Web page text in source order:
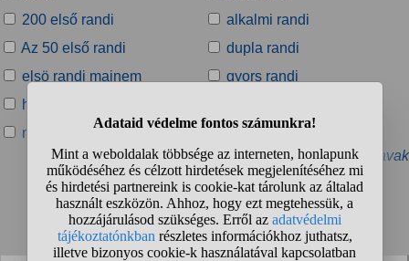
200 első randi
alkalmi randi
Az 50 első randi
dupla randi
elsö randi majnem
gyors randi
huncut randi
netes randi
online randi
» További kapcsolódó kulcsszavak
Talált kérdések:
1 2 3 4 ... ❯ ❯❯